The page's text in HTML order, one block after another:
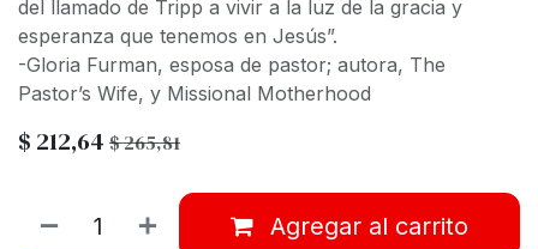
del llamado de Tripp a vivir a la luz de la gracia y
esperanza que tenemos en Jesús”.
-Gloria Furman, esposa de pastor; autora, The
Pastor’s Wife, y Missional Motherhood
$ 212,64 $265,81
Agregar al carrito